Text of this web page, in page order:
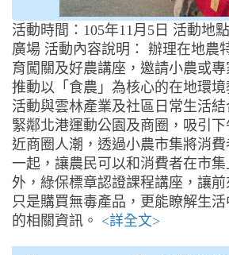
活動時間：105年11月5日 活動地
廣場 活動內容說明： 辦理在地農
育闖關及好農講座，邀請小農或專
推動以「食農」為核心的在地環
活動與雲林產業及社區日常生活
緊鄰北港運動公園及商圈，吸引
近商圈人潮，透過小農市集將消
一起，讓農民可以和消費者在市
外，綠保標章認證課程講座，讓
只是購買無毒產品，更能瞭解生
的相關資訊。 <詳全文>